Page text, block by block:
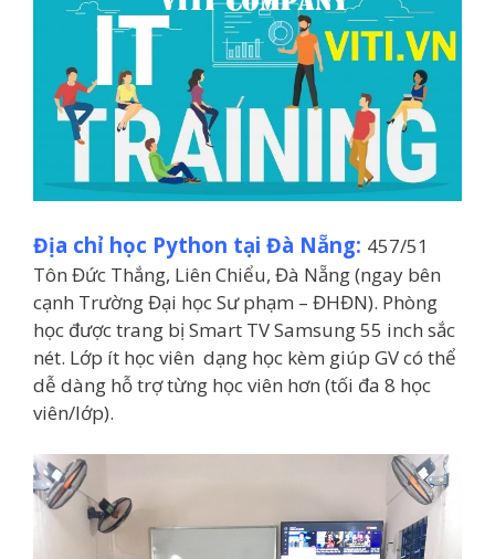
Địa chỉ học Python tại Đà Nẵng: 457/51
Tôn Đức Thắng, Liên Chiểu, Đà Nẵng (ngay bên
cạnh Trường Đại học Sư phạm – ĐHĐN). Phòng
học được trang bị Smart TV Samsung 55 inch sắc
nét. Lớp ít học viên dạng học kèm giúp GV có thể
dễ dàng hỗ trợ từng học viên hơn (tối đa 8 học
viên/lớp).